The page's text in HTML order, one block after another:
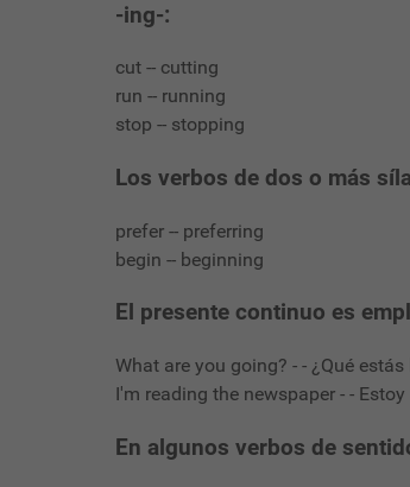
-ing-:
cut -- cutting
run -- running
stop -- stopping
Los verbos de dos o más
prefer -- preferring
begin -- beginning
El presente continuo es
What are you going? - - ¿Qué
I'm reading the newspaper - -
En algunos verbos de